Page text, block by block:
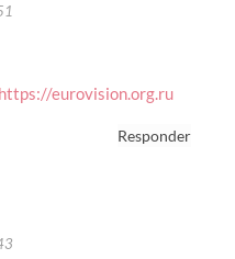
https://eurovision.org.ru
Responder